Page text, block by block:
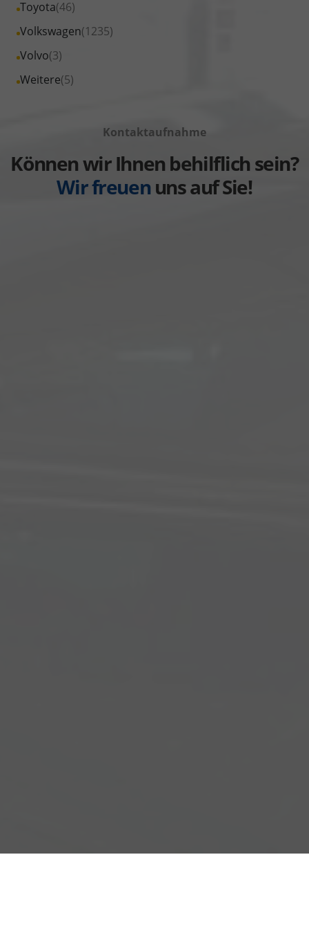
anzeigen
Skoda
anzeigen
Suzuki
anzeigen
Toyota(46)
Alle
Fahrzeuge
Toyota
anzeigen
Volkswagen(1235)
Alle
Fahrzeuge
Volkswagen
Volvo(3)
Alle
Fahrzeuge
Weitere(5)
Alle
anzeigen
Kontaktaufnahme
Können wir Ihnen behilflich sein?
Wir freuenuns auf Sie!